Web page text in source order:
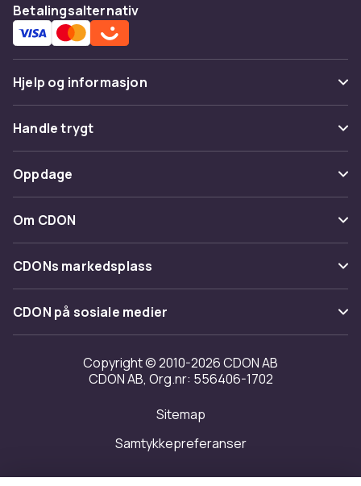
Betalingsalternativ
Hjelp og informasjon
Vanlige spørsmål
Spor pakke
Angre & returner her
Kontakt oss
Handle trygt
Betaling
Levering
Tilbakekallinger
Oppdage
Kategorier
Varemerker
Om CDON
Om oss
Kundeanmeldelser
Jobbe på CDON
Investor relations
Tilgjengelighet
CDONs markedsplass
Merchant Help Center
CDON på sosiale medier
Copyright © 2010-2026 CDON AB
CDON AB, Org.nr: 556406-1702
Sitemap
Samtykkepreferanser